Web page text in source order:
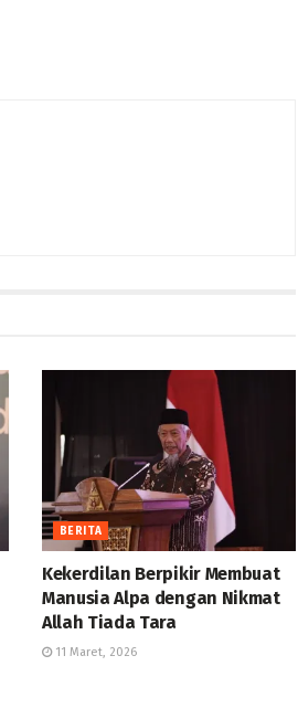
BERITA
Kekerdilan Berpikir Membuat
Manusia Alpa dengan Nikmat
Allah Tiada Tara
11 Maret, 2026